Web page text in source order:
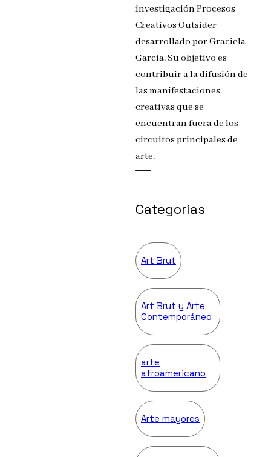
investigación Procesos
Creativos Outsider
desarrollado por Graciela
García. Su objetivo es
contribuir a la difusión de
las manifestaciones
creativas que se
encuentran fuera de los
circuitos principales de
arte.
Categorías
Art Brut
Art Brut y Arte
Contemporáneo
arte
afroamericano
Arte mayores